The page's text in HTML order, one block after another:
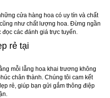
cửa hàng hoa có uy tín và chất
như chất lượng hoa. Đừng ngần
các đánh giá trực tuyến.
rẻ tại
mỗi lẵng hoa khai trương không
chân thành. Chúng tôi cam kết
rẻ, giúp bạn gửi gắm thông điệp